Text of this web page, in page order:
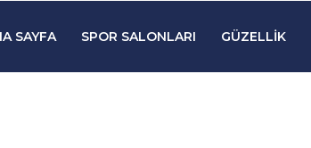
SAYFA SPOR SALONLARI GÜZELLIK